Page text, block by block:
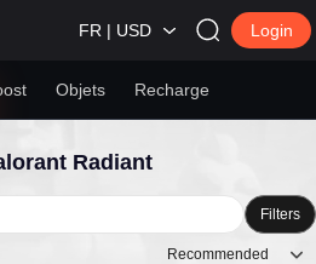
FR | USD Login
Objets Recharge
Radiant
Filters
Recommended